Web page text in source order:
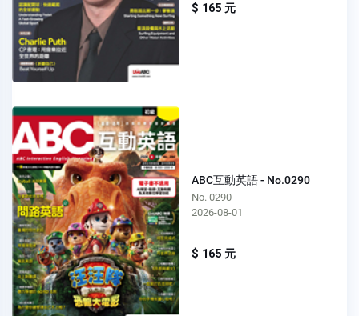
$ 165 元
ABC互動英語 - No.0290
No. 0290
2026-08-01
$ 165 元